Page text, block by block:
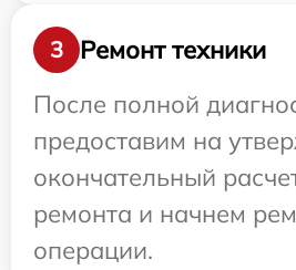
3
Ремонт техники
После полной
предоставим на
окончательный
ремонта и начнем
операции.